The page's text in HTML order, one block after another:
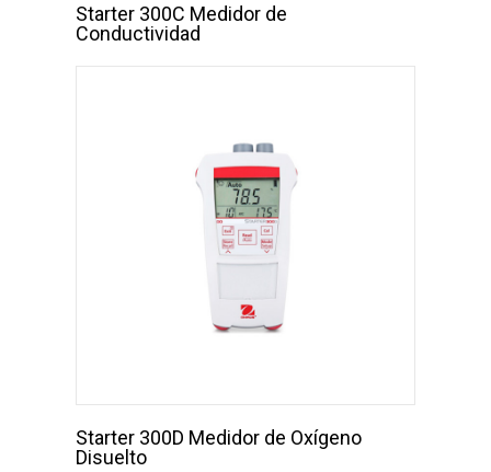
Starter 300C Medidor de
Conductividad
Starter 300D Medidor de Oxígeno
Disuelto